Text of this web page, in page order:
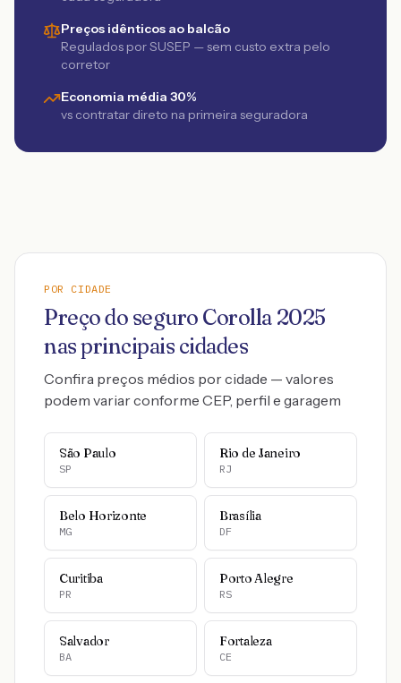
Preços idênticos ao balcão
Regulados por SUSEP — sem custo extra pelo
corretor
Economia média 30%
vs contratar direto na primeira seguradora
POR CIDADE
Preço do seguro Corolla 2025
nas principais cidades
Confira preços médios por cidade — valores
podem variar conforme CEP, perfil e garagem
São Paulo
SP
Rio de Janeiro
RJ
Belo Horizonte
MG
Brasília
DF
Curitiba
PR
Porto Alegre
RS
Salvador
BA
Fortaleza
CE